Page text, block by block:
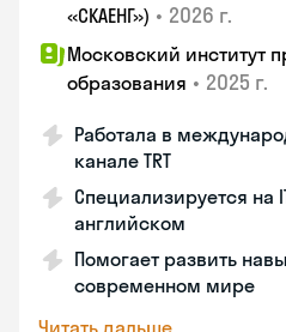
«СКАЕНГ») • 2026 г.
Московский институт
образования • 2025 г.
Работала в
канале TRT
Специализируется на
английском
Помогает развить
современном мире
Читать дальше